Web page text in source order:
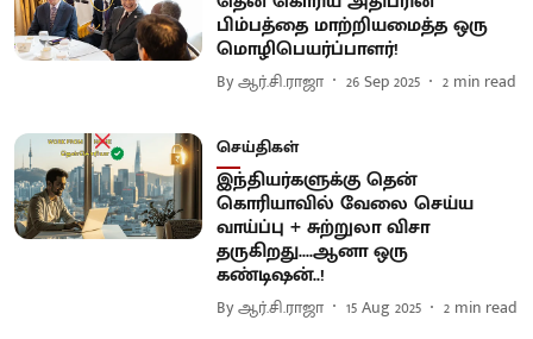
பிம்பத்தை மாற்றியமைத்த ஒரு
மொழிபெயர்ப்பாளர்!
Byஆர்.சி.ராஜா 26 Sep 2025 2 min read
செய்திகள்
இந்தியர்களுக்கு தென்
கொரியாவில் வேலை செய்ய
வாய்ப்பு + சுற்றுலா விசா
தருகிறது....ஆனா ஒரு
கண்டிஷன்..!
Byஆர்.சி.ராஜா 15 Aug 2025 2 min read